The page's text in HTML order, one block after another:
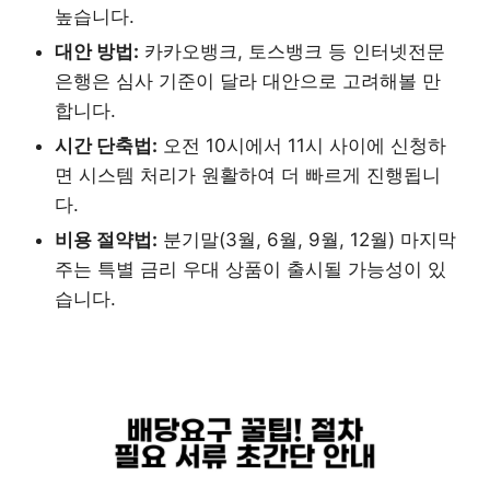
높습니다.
대안 방법: 카카오뱅크, 토스뱅크 등 인터넷전문
은행은 심사 기준이 달라 대안으로 고려해볼 만
합니다.
시간 단축법: 오전 10시에서 11시 사이에 신청하
면 시스템 처리가 원활하여 더 빠르게 진행됩니
다.
비용 절약법: 분기말(3월, 6월, 9월, 12월) 마지막
주는 특별 금리 우대 상품이 출시될 가능성이 있
습니다.